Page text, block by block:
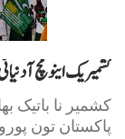
کشمیریک اینو مچ آ دنیا
کشمیر نا باتیک
پاکستان تون